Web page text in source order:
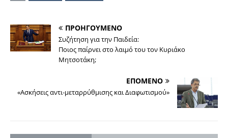
ΠΡΟΗΓΟΥΜΕΝΟ
Συζήτηση για την Παιδεία:
Ποιος παίρνει στο λαιμό του τον Κυριάκο
Μητσοτάκη;
ΕΠΟΜΕΝΟ
«Ασκήσεις αντι-μεταρρύθμισης και Διαφωτισμού»